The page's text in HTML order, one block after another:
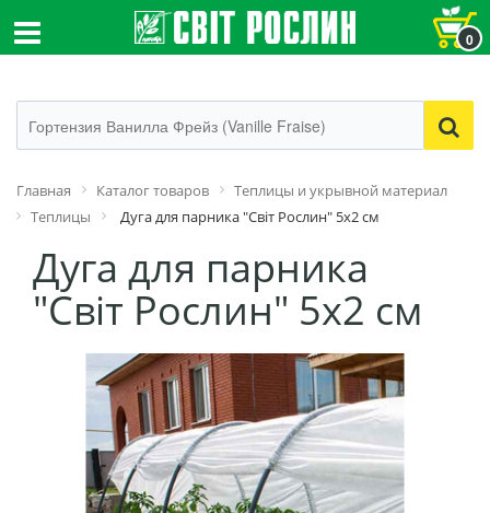
0
Главная Каталог товаров
Теплицы и укрывной материал
Теплицы
Дуга для парника "Світ Рослин" 5х2 см
Дуга для парника
"Світ Рослин" 5х2 см